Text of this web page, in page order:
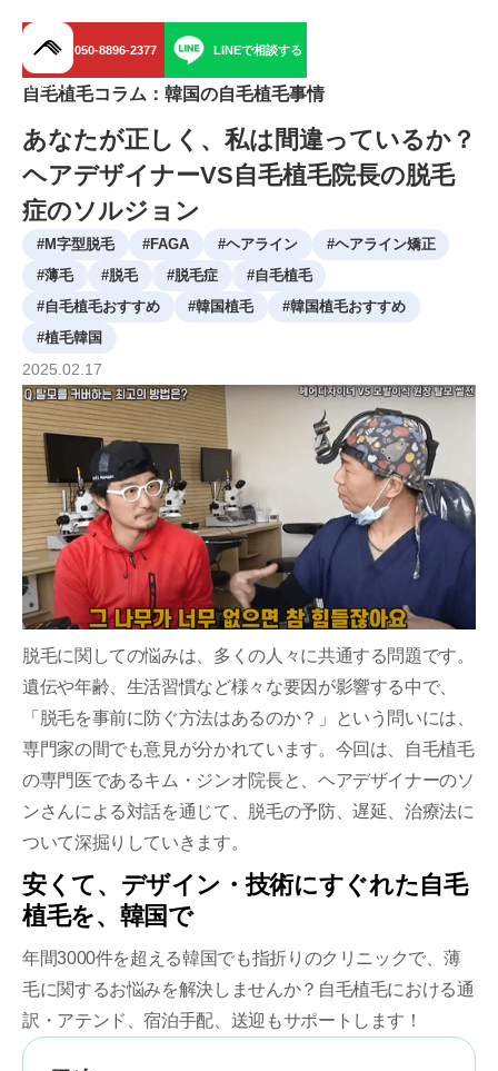
menu
050-8896-2377 LINEで相談する
自毛植毛コラム：韓国の自毛植毛事情
あなたが正しく、私は間違っているか？
ヘアデザイナーVS自毛植毛院長の脱毛
症のソルジョン
#M字型脱毛 #FAGA #ヘアライン #ヘアライン矯正
#薄毛 #脱毛 #脱毛症 #自毛植毛
#自毛植毛おすすめ #韓国植毛 #韓国植毛おすすめ
#植毛韓国
2025 02 17
脱毛に関しての悩みは、多くの人々に共通する問題です。
遺伝や年齢、生活習慣など様々な要因が影響する中で、
「脱毛を事前に防ぐ方法はあるのか？」という問いには、
専門家の間でも意見が分かれています。今回は、自毛植毛
の専門医であるキム・ジンオ院長と、ヘアデザイナーのソ
ンさんによる対話を通じて、脱毛の予防、遅延、治療法に
ついて深掘りしていきます。
安くて、デザイン・技術にすぐれた自毛
植毛を、韓国で
年間3000件を超える韓国でも指折りのクリニックで、薄
毛に関するお悩みを解決しませんか？自毛植毛における通
訳・アテンド、宿泊手配、送迎もサポートします！